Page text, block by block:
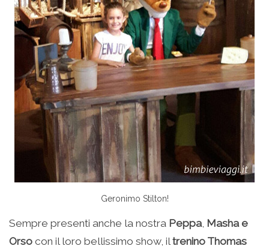
Geronimo Stilton!
Sempre presenti anche la nostra Peppa, Masha e
Orso con il loro bellissimo show, il trenino Thomas